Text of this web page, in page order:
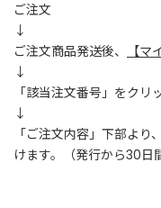
ご
利
用
ガ
イ
ド
よ
ご注文
↓
ご注文商品発送後、
【マ
↓
「該当注文番号」をクリ
↓
「ご注文内容」下部よ
けます。（発行から30日